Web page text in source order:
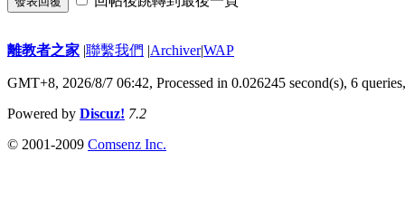
離教者之家 |聯繫我們 |Archiver|WAP
GMT+8, 2026/8/7 06:42, Processed in 0.026245 second(s), 6
Powered by Discuz! 7.2
© 2001-2009 Comsenz Inc.